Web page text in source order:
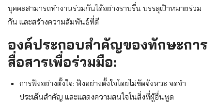
บุคคลสามารถทำงานร่วมกันได้อย่างราบรื่น บรรลุเป้าหมายร่วม
กัน และสร้างความสัมพันธ์ที่ดี
องค์ประกอบสำคัญของทักษะการ
สื่อสารเพื่อร่วมมือ:
การฟังอย่างตั้งใจ: ฟังอย่างตั้งใจโดยไม่ขัดจังหวะ จดจำ
ประเด็นสำคัญ และแสดงความสนใจในสิ่งที่ผู้อื่นพูด